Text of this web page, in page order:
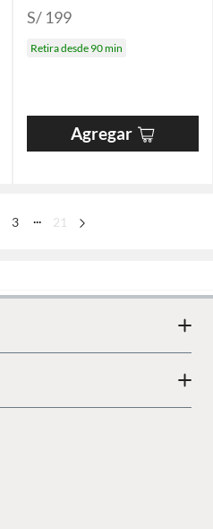
S/ 199
Retira desde 90 min
Agregar
3 21